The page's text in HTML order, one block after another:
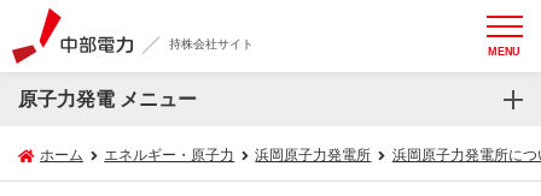
持株会社サイト MENU
原子力発電 メニュー
ホーム エネルギー・原子力 浜岡原子力発電所 浜岡原子力発電所につ